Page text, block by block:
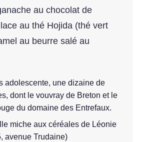
au chocolat de
au thé Hojida (thé vert
au beurre salé au
adolescente, une dizaine de
dont le vouvray de Breton et le
du domaine des Entrefaux.
miche aux céréales de Léonie
avenue Trudaine)